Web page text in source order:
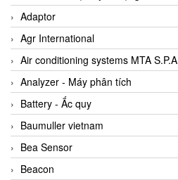
AC Infinity Vietnam
AC&E Telecommunications
AC&T Vietnam
Accepta Vietnam
ACCUMAC Vietnam
AccuWeb Vietnam
Acey
ACOEM Vietnam
Adaptor
Agr International
Air conditioning systems MTA S.P.A
Analyzer - Máy phân tích
Battery - Ắc quy
Baumuller vietnam
Bea Sensor
Beacon